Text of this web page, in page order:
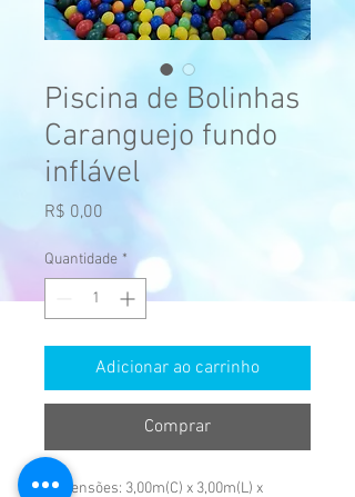
Piscina de Bolinhas
Caranguejo fundo
inflável
R$ 0,00 Preço
Quantidade *
Adicionar ao carrinho
Comprar
Dimensões: 3,00m(C) x 3,00m(L) x